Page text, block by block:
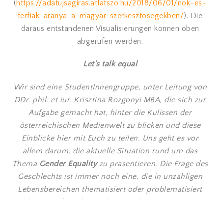
(https://adatujsagiras.atlatszo.hu/2018/06/01/nok-es-
ferfiak-aranya-a-magyar-szerkesztosegekben/). Die
daraus entstandenen Visualisierungen können oben
abgerufen werden.
Let’s talk equal
Wir sind eine StudentInnengruppe, unter Leitung von
DDr. phil. et iur. Krisztina Rozgonyi MBA, die sich zur
Aufgabe gemacht hat, hinter die Kulissen der
österreichischen Medienwelt zu blicken und diese
Einblicke hier mit Euch zu teilen. Uns geht es vor
allem darum, die aktuelle Situation rund um das
Thema Gender Equalityzu präsentieren. Die Frage des
Geschlechts ist immer noch eine, die in unzähligen
Lebensbereichen thematisiert oder problematisiert